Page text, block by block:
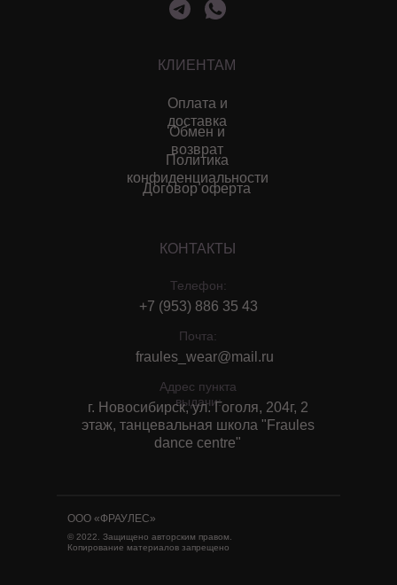
КЛИЕНТАМ
КОНТАКТЫ
Оплата и
доставка
Телефон:
Почта:
Адрес пункта
выдачи:
Обмен и
возврат
+7 (953) 886 35 43
fraules_wear@mail.ru
г. Новосибирск, ул. Гоголя, 204г, 2
этаж, танцевальная школа "Fraules
dance centre"
Политика
конфиденциальности
Договор оферта
ООО «ФРАУЛЕС»
© 2022. Защищено авторским правом.
Копирование материалов запрещено